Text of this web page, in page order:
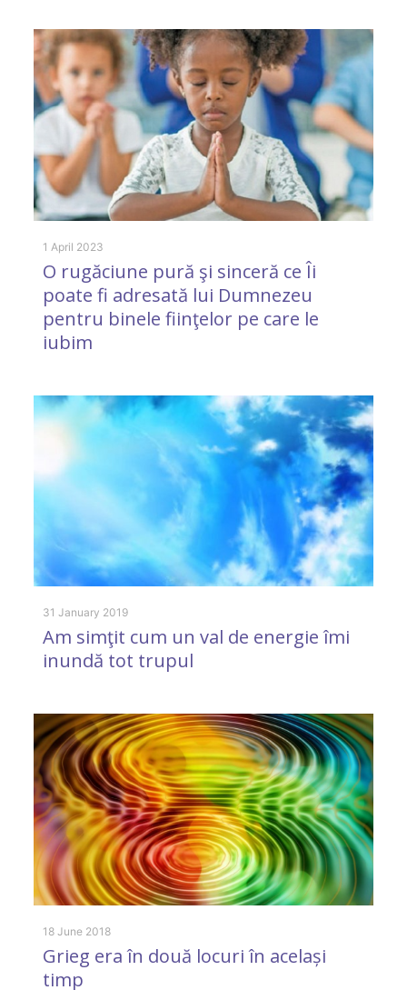
1 April 2023
O rugăciune pură şi sinceră ce Îi
poate fi adresată lui Dumnezeu
pentru binele fiinţelor pe care le
iubim
31 January 2019
Am simţit cum un val de energie îmi
inundă tot trupul
18 June 2018
Grieg era în două locuri în același
timp